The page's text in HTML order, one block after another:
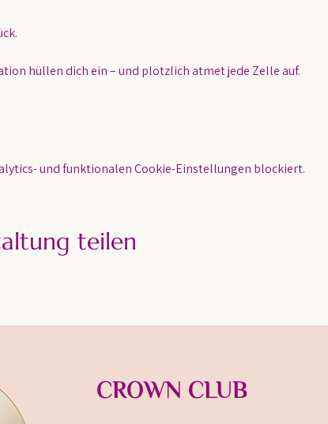
hüllen dich ein – und plötzlich atmet jede Zelle auf.
und funktionalen Cookie-Einstellungen blockiert.
teilen
CROWN CLUB